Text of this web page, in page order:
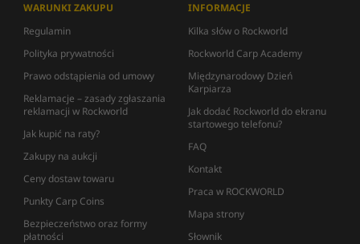
WARUNKI ZAKUPU
Regulamin
Polityka prywatności
Prawo odstąpienia od umowy
Reklamacje – zasady zgłaszania
reklamacji w Rockworld
Jak kupić na raty?
Zakupy na aukcji
Ceny dostaw towaru
Punkty Carp Coins
Bezpieczeństwo oraz formy
płatności
INFORMACJE
Kilka słów o Rockworld
Rockworld Carp Academy
Międzynarodowy Dzień
Karpiarza
Jak dodać Rockworld do ekranu
startowego telefonu?
FAQ
Kontakt
Praca w ROCKWORLD
Mapa strony
Słownik